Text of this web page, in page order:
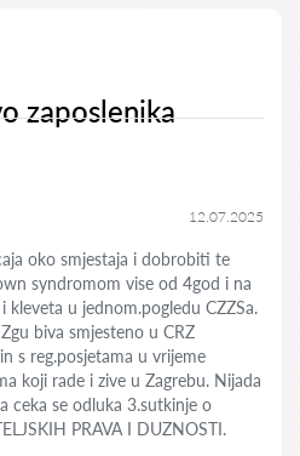
zaposlenika
12.07.2025
oko smjestaja i dobrobiti te
syndromom vise od 4god i na
kleveta u jednom.pogledu CZZSa.
biva smjesteno u CRZ
s reg.posjetama u vrijeme
koji rade i zive u Zagrebu. Nijada
ceka se odluka 3.sutkinje o
PRAVA I DUZNOSTI.